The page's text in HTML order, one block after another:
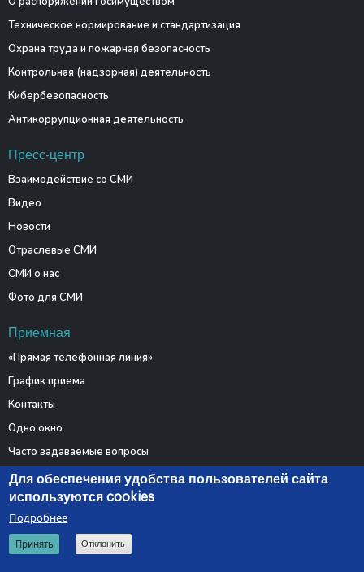
Техническое нормирование и стандартизация
Охрана труда и пожарная безопасность
Контрольная (надзорная) деятельность
Кибербезопасность
Антикоррупционная деятельность
Пресс-центр
Взаимодействие со СМИ
Видео
Новости
Отраслевые СМИ
СМИ о нас
Фото для СМИ
Приемная
«Прямая телефонная линия»
График приема
Контакты
Одно окно
Часто задаваемые вопросы
Электронные обращения
© 2026 Министерство связи и информатизации Республики
Для обеспечения удобства пользователей сайта
используются cookies
Подробнее
Принять Отклонить